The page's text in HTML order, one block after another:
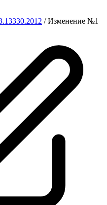
/ Изменение №1